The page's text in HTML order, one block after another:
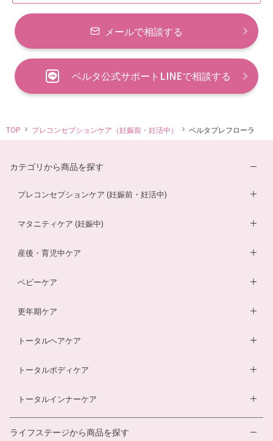
メールで相談する
ベルタ公式サポートLINEで相談する
TOP プレコンセプションケア（妊娠前・妊活中） ベルタプレフローラ
カテゴリから商品を探す
プレコンセプションケア (妊娠前・妊活中)
妊活サプリ
酵素ドリンク
温活シルク腹巻き
マタニティケア (妊娠中)
葉酸サプリ
産後・育児中ケア
DHA・EPAサプリ
ルイボスティー
離乳食サービス
ベビーケア
ベビーオイル
更年期ケア
薬用入浴剤
トータルヘアケア
ヘアローション
ヘアカラートリートメント
トータルボディケア
ダイエットサプリ
酵素ドリンク
トータルインナーケア
ライフステージから商品を探す